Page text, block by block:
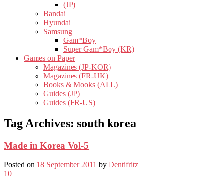
(JP)
Bandai
Hyundai
Samsung
Gam*Boy
Super Gam*Boy (KR)
Games on Paper
Magazines (JP-KOR)
Magazines (FR-UK)
Books & Mooks (ALL)
Guides (JP)
Guides (FR-US)
Tag Archives: south korea
Made in Korea Vol-5
Posted on 18 September 2011 by Dentifritz
10